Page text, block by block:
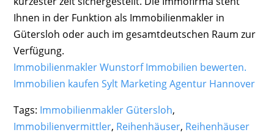
Ihnen in der Funktion als Immobilienmakler in
Gütersloh oder auch im gesamtdeutschen Raum zur
Verfügung.
Immobilienmakler Wunstorf Immobilien bewerten.
Immobilien kaufen Sylt Marketing Agentur Hannover
Tags: Immobilienmakler Gütersloh,
Immobilienvermittler, Reihenhäuser, Reihenhäuser